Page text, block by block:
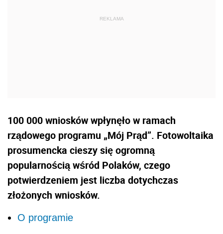
100 000 wniosków wpłynęło w ramach
rządowego programu „Mój Prąd”. Fotowoltaika
prosumencka cieszy się ogromną
popularnością wśród Polaków, czego
potwierdzeniem jest liczba dotychczas
złożonych wniosków.
O programie